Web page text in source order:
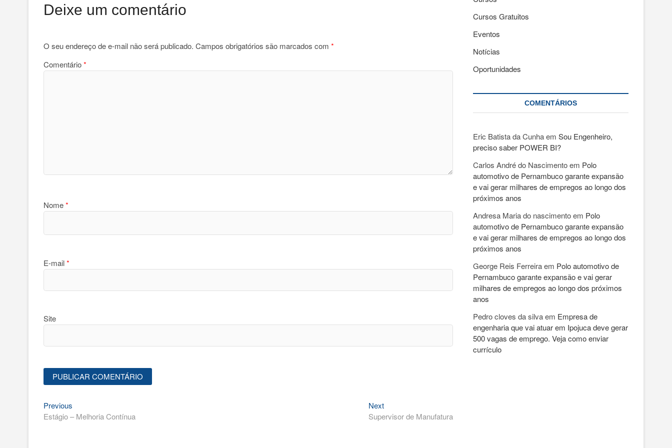
Deixe um comentário
O seu endereço de e-mail não será publicado. Campos obrigatórios são marcados com *
Comentário*
Nome*
E-mail*
Site
Navegação
de
Previous
post:
Estágio – Melhoria Contínua
NextNext
post:
Supervisor de Manufatura
Cursos Gratuitos
Eventos
Notícias
Oportunidades
COMENTÁRIOS
Eric Batista da Cunhaem Sou Engenheiro,
preciso saber POWER BI?
Carlos André do Nascimentoem Polo
automotivo de Pernambuco garante expansão
e vai gerar milhares de empregos ao longo dos
próximos anos
Andresa Maria do nascimentoem Polo
automotivo de Pernambuco garante expansão
e vai gerar milhares de empregos ao longo dos
próximos anos
George Reis Ferreiraem Polo automotivo de
Pernambuco garante expansão e vai gerar
milhares de empregos ao longo dos próximos
anos
Pedro cloves da silvaem Empresa de
engenharia que vai atuar em Ipojuca deve gerar
500 vagas de emprego. Veja como enviar
currículo